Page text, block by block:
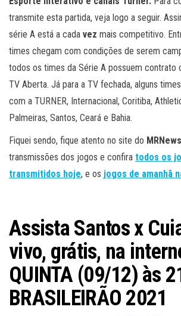
transmite esta partida, veja logo a seguir.
série A está a cada vez mais competitivo.
times chegam com condições de serem
todos os times da Série A possuem contrato
TV Aberta. Já para a TV fechada, alguns
com a TURNER, Internacional, Coritiba,
Palmeiras, Santos, Ceará e Bahia.
Fiquei sendo, fique atento no site do MRNews
transmissões dos jogos e confira todos os
transmitidos hoje, e os jogos de amanhã
Assista Santos x
vivo, grátis, na
QUINTA (09/12) às
BRASILEIRÃO 2021